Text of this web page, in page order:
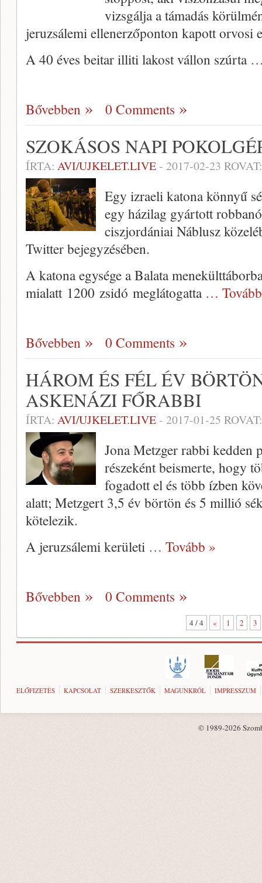
vizsgálja a támadás
jeruzsálemi ellenerzőponton kapott orvosi
A 40 éves beitar illiti lakost vállon szúrta
Bővebben 0 Comments
SZOKÁSOS NAPI
ÍRTA: AVI/UJKELET.LIVE- 2017-02-23
Egy izraeli katona könnyű
egy házilag gyártott
ciszjordániai Náblusz
Twitter bejegyzésében.
A katona egysége a Balata
mialatt 1200 zsidó meglátogatta …
Bővebben 0 Comments
HÁROM ÉS FÉL ÉV
ASKENÁZI FŐRABBI
ÍRTA: AVI/UJKELET.LIVE- 2017-01-25
Jona Metzger rabbi kedden
részeként beismerte, hogy
fogadott el és több ízben
alatt; Metzgert 3,5 év börtön és 5 millió
kötelezik.
A jeruzsálemi kerületi … Tovább »
Bővebben 0 Comments
4 / 4 « 1 2 3
ELŐFIZETÉS KAPCSOLAT SZERKESZTŐK MAGUNKRÓL IMPRESSZUM
© 1989-2026